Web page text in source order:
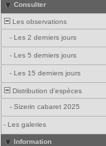
Consulter
Les observations
- Les 2 derniers jours
- Les 5 derniers jours
- Les 15 derniers jours
Distribution d'espèces
- Sizerin cabaret 2025
- Les galeries
Information